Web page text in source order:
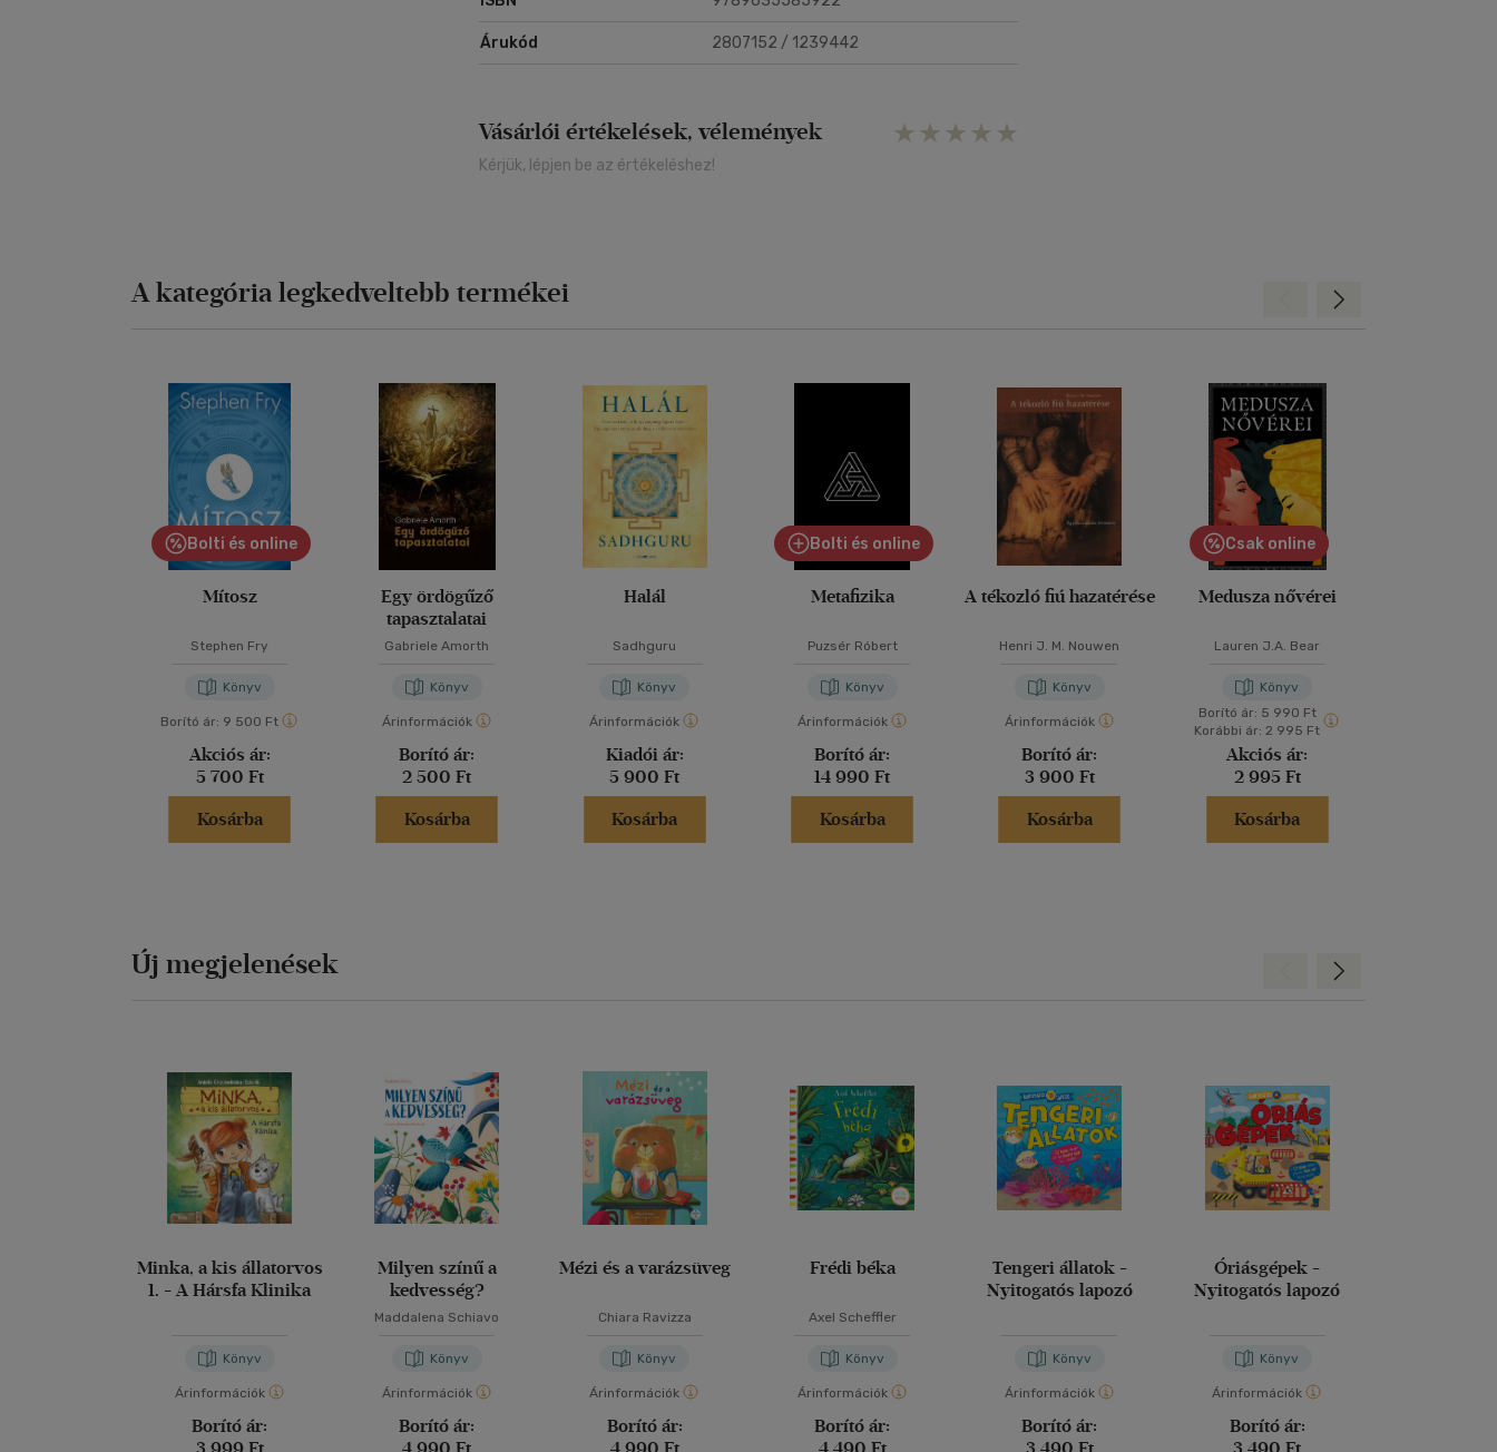
Árukód 2807152 / 1239442
Vásárlói értékelések, vélemények
Kérjük, lépjen be az értékeléshez!
A kategória legkedveltebb termékei
Bolti és online
Mítosz
Stephen Fry
Könyv
Borító ár: 9 500 Ft
Akciós ár:
5 700 Ft
Kosárba
Egy ördögűző
tapasztalatai
Gabriele Amorth
Könyv
Árinformációk
Borító ár:
2 500 Ft
Kosárba
Halál
Sadhguru
Könyv
Árinformációk
Kiadói ár:
5 900 Ft
Kosárba
Bolti és online
Metafizika
Puzsér Róbert
Könyv
Árinformációk
Borító ár:
14 990 Ft
Kosárba
A tékozló fiú hazatérése
Henri J. M. Nouwen
Könyv
Árinformációk
Borító ár:
3 900 Ft
Kosárba
Csak online
Medusza nővérei
Lauren J.A. Bear
Könyv
Borító ár: 5 990 Ft
Korábbi ár: 2 995 Ft
Akciós ár:
2 995 Ft
Kosárba
Előre
Új megjelenések
Minka, a kis állatorvos
1. - A Hársfa Klinika
Könyv
Árinformációk
Borító ár:
Milyen színű a
kedvesség?
Maddalena Schiavo
Könyv
Árinformációk
Borító ár:
Mézi és a varázsüveg
Chiara Ravizza
Könyv
Árinformációk
Borító ár:
Frédi béka
Axel Scheffler
Könyv
Árinformációk
Borító ár:
Tengeri állatok -
Nyitogatós lapozó
Könyv
Árinformációk
Borító ár:
Óriásgépek -
Nyitogatós lapozó
Könyv
Árinformációk
Borító ár:
Előre